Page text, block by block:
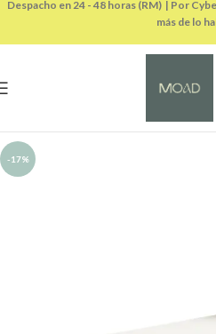
-17%
Despacho en 24 - 48 horas (RM) | Por
más de lo